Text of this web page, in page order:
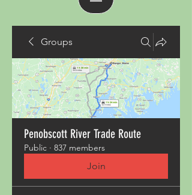
Groups
Penobscott River Trade Route
Public · 837 members
Join